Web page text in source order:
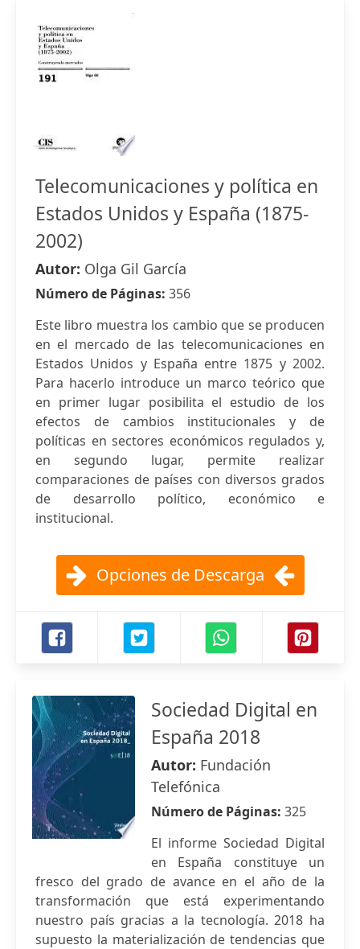
Telecomunicaciones y política en
Estados Unidos y España (1875-
2002)
Autor: Olga Gil García
Número de Páginas: 356
Este libro muestra los cambio que se producen
en el mercado de las telecomunicaciones en
Estados Unidos y España entre 1875 y 2002.
Para hacerlo introduce un marco teórico que
en primer lugar posibilita el estudio de los
efectos de cambios institucionales y de
políticas en sectores económicos regulados y,
en segundo lugar, permite realizar
comparaciones de países con diversos grados
de desarrollo político, económico e
institucional.
Opciones de Descarga
Sociedad Digital en
España 2018
Autor: Fundación
Telefónica
Número de Páginas: 325
El informe Sociedad Digital
en España constituye un
fresco del grado de avance en el año de la
transformación que está experimentando
nuestro país gracias a la tecnología. 2018 ha
supuesto la materialización de tendencias que